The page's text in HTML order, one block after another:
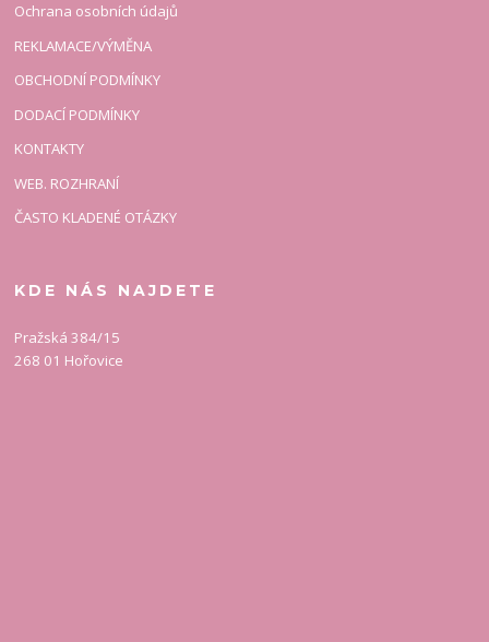
Ochrana osobních údajů
REKLAMACE/VÝMĚNA
OBCHODNÍ PODMÍNKY
DODACÍ PODMÍNKY
KONTAKTY
WEB. ROZHRANÍ
ČASTO KLADENÉ OTÁZKY
KDE NÁS NAJDETE
Pražská 384/15
268 01 Hořovice